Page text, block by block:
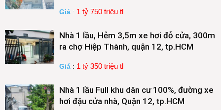
Giá : 1 tỷ 750 triệu tl
Nhà 1 lầu, Hẻm 3,5m xe hơi đỗ cửa, 300m
ra chợ Hiệp Thành, quận 12, tp.HCM
Giá : 1 tỷ 350 triệu tl
Nhà 1 lầu Full khu dân cư 100%, đường xe
hơi đậu cửa nhà, Quận 12, tp.HCM